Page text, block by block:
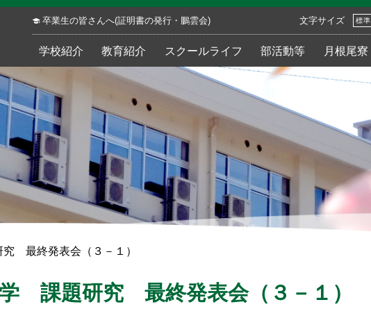
卒業生の皆さんへ(証明書の発行・鵬雲会) 文字サイズ 標準
学校紹介 教育紹介 スクールライフ 部活動等 月根尾寮
最終発表会（３－１）
課題研究 最終発表会（３－１）